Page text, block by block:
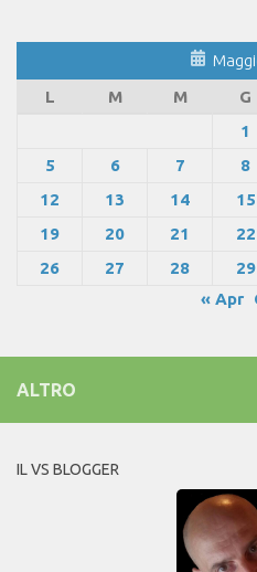
L
M M G
1
5
6 7 8
12
13 14 15
19
20 21 22
26
27 28 29
« Apr
ALTRO
IL VS BLOGGER